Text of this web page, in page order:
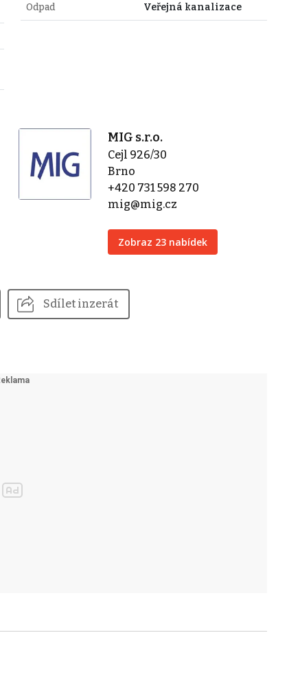
Odpad Veřejná kanalizace
MIG s.r.o.
Cejl 926/30
Brno
+420 731 598 270
mig@mig.cz
Zobraz 23 nabídek
Sdílet inzerát